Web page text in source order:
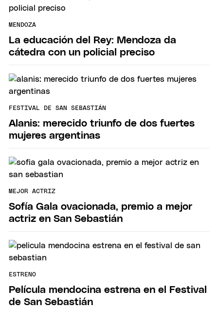
MENDOZA
La educación del Rey: Mendoza da
cátedra con un policial preciso
FESTIVAL DE SAN SEBASTIÁN
Alanis: merecido triunfo de dos fuertes
mujeres argentinas
MEJOR ACTRIZ
Sofía Gala ovacionada, premio a mejor
actriz en San Sebastián
ESTRENO
Película mendocina estrena en el Festival
de San Sebastián